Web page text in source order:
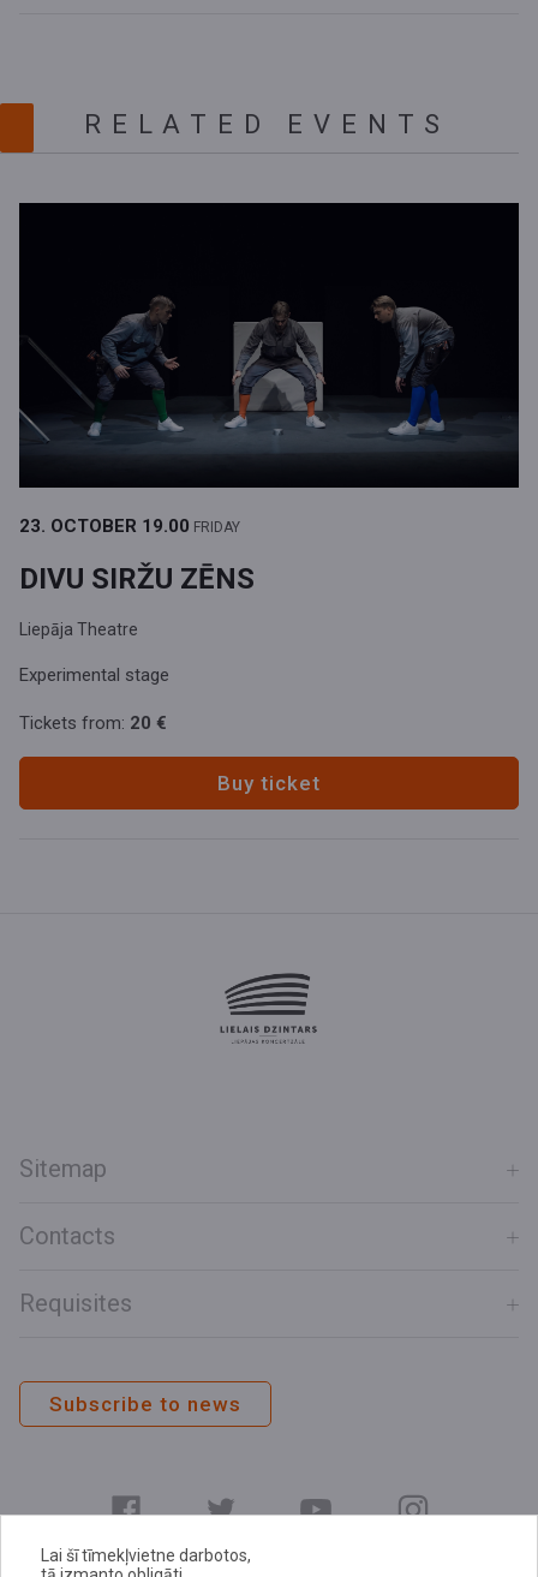
RELATED EVENTS
23. OCTOBER 19.00 FRIDAY
DIVU SIRŽU ZĒNS
Liepāja Theatre
Experimental stage
Tickets from: 20 €
Buy ticket
Sitemap
Contacts
Requisites
Subscribe to news
Lai šī tīmekļvietne darbotos,